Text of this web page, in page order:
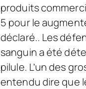
produits
5 pour le
déclaré.. Les
sanguin a été
pilule. L’un des
entendu dire que